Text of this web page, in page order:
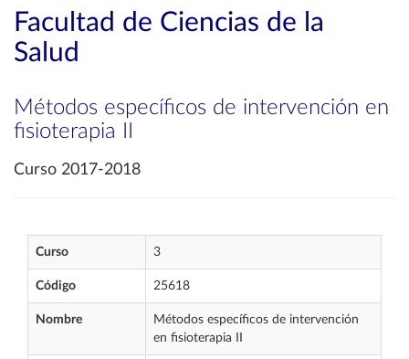
Facultad de Ciencias de la
Salud
Métodos específicos de intervención en
fisioterapia II
Curso 2017-2018
Curso 3
Código 25618
Nombre
Métodos específicos de intervención
en fisioterapia II